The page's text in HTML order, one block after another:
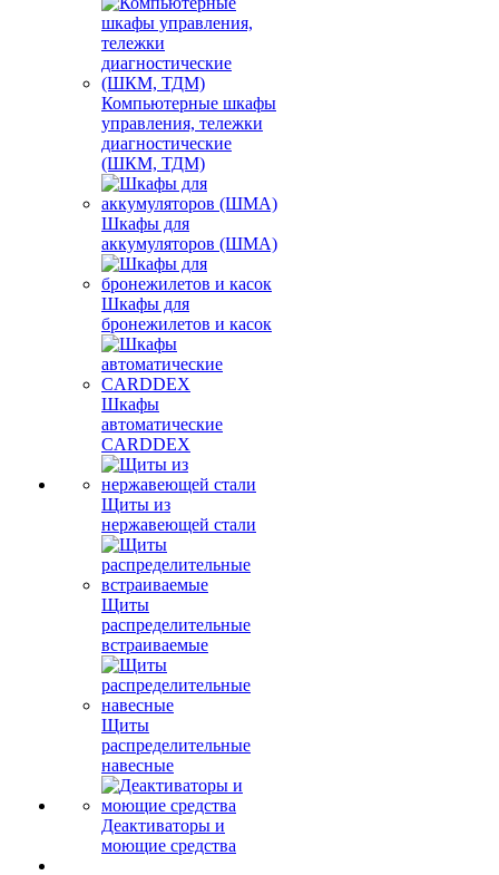
Компьютерные шкафы
управления, тележки
диагностические
(ШКМ, ТДМ)
Шкафы для
аккумуляторов (ШМА)
Шкафы для
бронежилетов и касок
Шкафы
автоматические
CARDDEX
Щиты из
нержавеющей стали
Щиты
распределительные
встраиваемые
Щиты
распределительные
навесные
Деактиваторы и
моющие средства